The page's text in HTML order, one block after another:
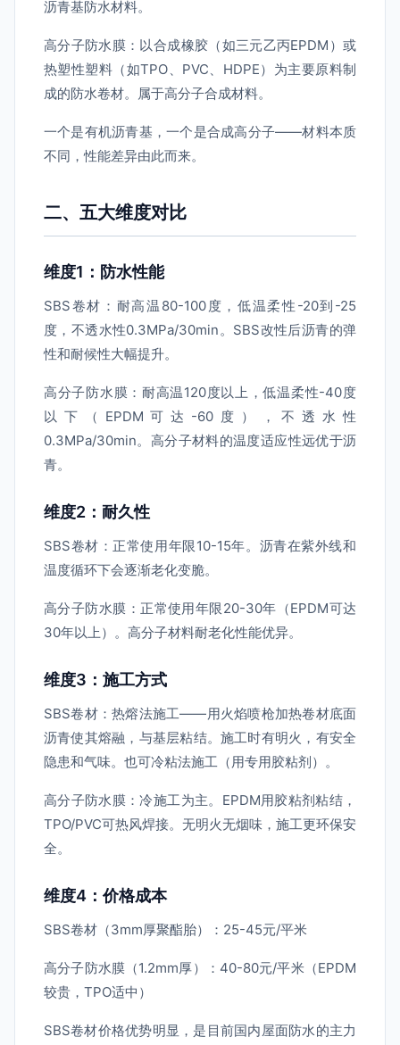
沥青基防水材料。
高分子防水膜：以合成橡胶（如三元乙丙EPDM）或
热塑性塑料（如TPO、PVC、HDPE）为主要原料制
成的防水卷材。属于高分子合成材料。
一个是有机沥青基，一个是合成高分子——材料本质
不同，性能差异由此而来。
二、五大维度对比
维度1：防水性能
SBS卷材：耐高温80-100度，低温柔性-20到-25
度，不透水性0.3MPa/30min。SBS改性后沥青的弹
性和耐候性大幅提升。
高分子防水膜：耐高温120度以上，低温柔性-40度
以下（EPDM可达-60度），不透水性
0.3MPa/30min。高分子材料的温度适应性远优于沥
青。
维度2：耐久性
SBS卷材：正常使用年限10-15年。沥青在紫外线和
温度循环下会逐渐老化变脆。
高分子防水膜：正常使用年限20-30年（EPDM可达
30年以上）。高分子材料耐老化性能优异。
维度3：施工方式
SBS卷材：热熔法施工——用火焰喷枪加热卷材底面
沥青使其熔融，与基层粘结。施工时有明火，有安全
隐患和气味。也可冷粘法施工（用专用胶粘剂）。
高分子防水膜：冷施工为主。EPDM用胶粘剂粘结，
TPO/PVC可热风焊接。无明火无烟味，施工更环保安
全。
维度4：价格成本
SBS卷材（3mm厚聚酯胎）：25-45元/平米
高分子防水膜（1.2mm厚）：40-80元/平米（EPDM
较贵，TPO适中）
SBS卷材价格优势明显，是目前国内屋面防水的主力